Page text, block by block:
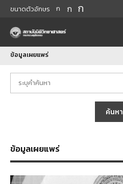
ขนาดตัวอักษร ก ก ก
ข้อมูลเผยแพร่
ค้นหา
ข้อมูลเผยแพร่